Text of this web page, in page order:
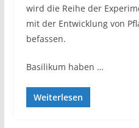
wird die Reihe der
mit der Entwicklung von
befassen.
Basilikum haben …
Weiterlesen